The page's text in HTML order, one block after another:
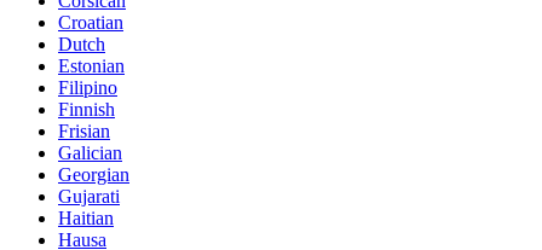
Croatian
Dutch
Estonian
Filipino
Finnish
Frisian
Galician
Georgian
Gujarati
Haitian
Hausa